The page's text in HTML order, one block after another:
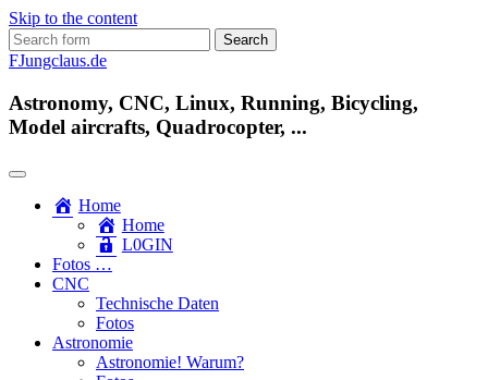
Skip to the content
Search
for:
FJungclaus.de
Astronomy, CNC, Linux, Running, Bicycling,
Model aircrafts, Quadrocopter, ...
Home
Home
L​0​​GIN
Fotos …
CNC
Technische Daten
Fotos
Astronomie
Astronomie! Warum?